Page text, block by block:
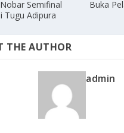
Semifinal
Tugu Adipura
Buka
THE AUTHOR
admin